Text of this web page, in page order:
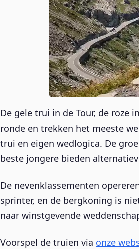
De gele trui in de Tour, de roze
ronde en trekken het meeste
trui en eigen wedlogica. De
beste jongere bieden
De nevenklassementen
sprinter, en de bergkoning is
naar winstgevende
Voorspel de truien via onze